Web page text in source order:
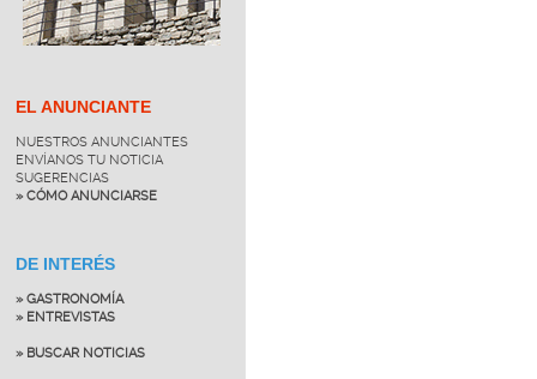
EL ANUNCIANTE
NUESTROS ANUNCIANTES
ENVÍANOS TU NOTICIA
SUGERENCIAS
» CÓMO ANUNCIARSE
DE INTERÉS
» GASTRONOMÍA
» ENTREVISTAS
» BUSCAR NOTICIAS